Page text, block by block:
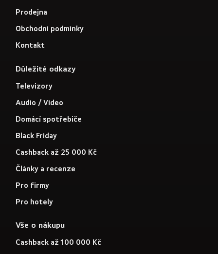
Prodejna
Obchodní podmínky
Kontakt
Důležité odkazy
Televizory
Audio / Video
Domácí spotřebiče
Black Friday
Cashback až 25 000 Kč
Články a recenze
Pro firmy
Pro hotely
Vše o nákupu
Cashback až 100 000 Kč